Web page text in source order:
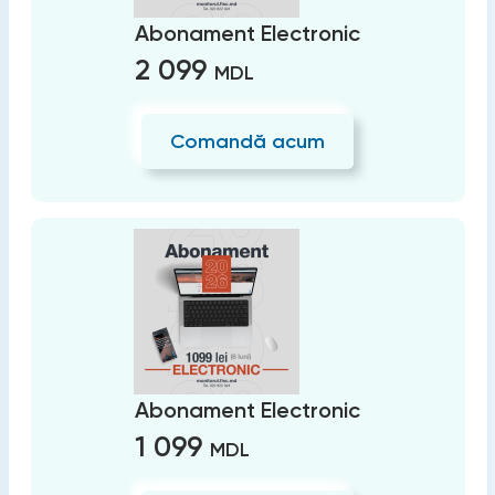
Abonament Electronic
2 099 MDL
Comandă acum
Abonament Electronic
1 099 MDL